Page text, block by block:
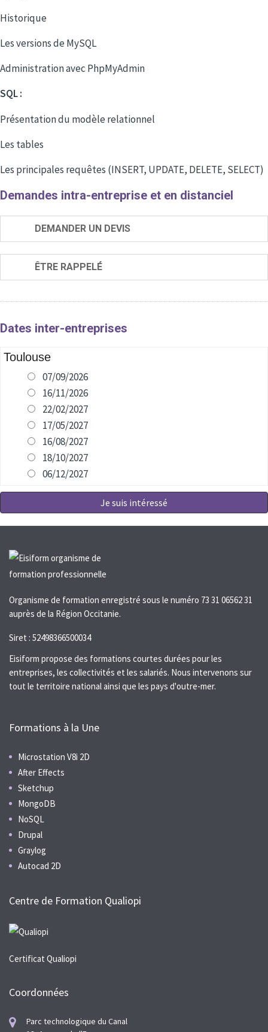
Historique
Les versions de MySQL
Administration avec PhpMyAdmin
SQL :
Présentation du modèle relationnel
Les tables
Les principales requêtes (INSERT, UPDATE, DELETE, SELECT)
Demandes intra-entreprise et en distanciel
DEMANDER UN DEVIS
ÊTRE RAPPELÉ
Dates inter-entreprises
Toulouse
07/09/2026
16/11/2026
22/02/2027
17/05/2027
16/08/2027
18/10/2027
06/12/2027
Je suis intéressé
Organisme de formation enregistré sous le numéro 73 31 06562 31
auprès de la Région Occitanie.
Siret : 52498366500034
Eisiform propose des formations courtes durées pour les
entreprises, les collectivités et les salariés. Nous intervenons sur
tout le territoire national ainsi que les pays d'outre-mer.
Formations à la Une
Microstation V8i 2D
After Effects
Sketchup
MongoDB
NoSQL
Drupal
Graylog
Autocad 2D
Centre de Formation Qualiopi
Certificat Qualiopi
Coordonnées
Parc technologique du Canal